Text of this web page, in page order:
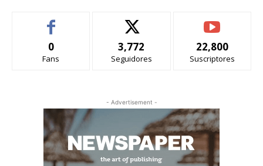
0
Fans
3,772
Seguidores
22,800
Suscriptores
- Advertisement -